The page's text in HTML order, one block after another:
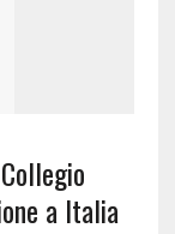
a Italia